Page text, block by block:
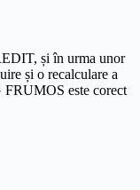
și în urma unor
și o recalculare a
este corect